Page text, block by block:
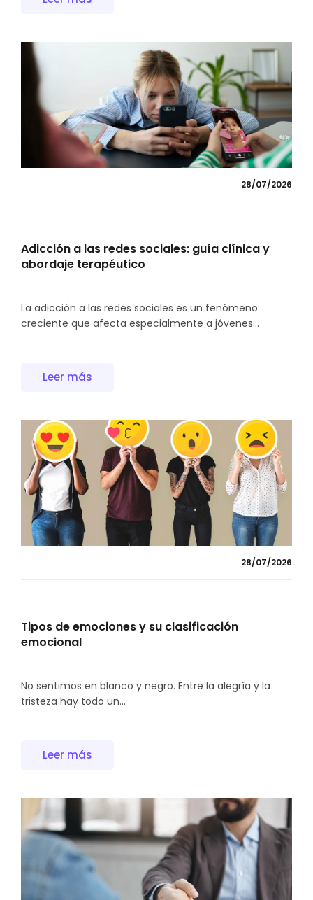
28/07/2026
Adicción a las redes sociales: guía clínica y
abordaje terapéutico
La adicción a las redes sociales es un fenómeno
creciente que afecta especialmente a jóvenes...
Leer más
28/07/2026
Tipos de emociones y su clasificación
emocional
No sentimos en blanco y negro. Entre la alegría y la
tristeza hay todo un...
Leer más